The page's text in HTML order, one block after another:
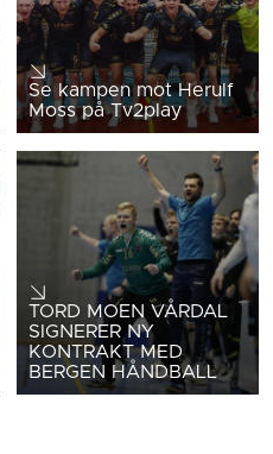
Se kampen mot Herulf
Moss på Tv2play
TORD MOEN VÅRDAL
SIGNERER NY
KONTRAKT MED
BERGEN HÅNDBALL